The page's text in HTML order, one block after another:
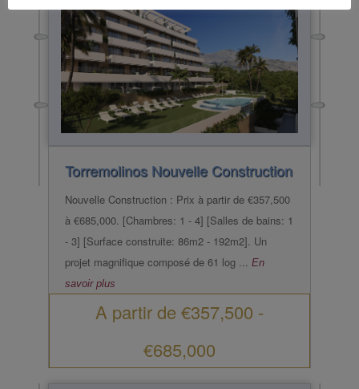
Torremolinos Nouvelle Construction
Nouvelle Construction : Prix à partir de €357,500
à €685,000. [Chambres: 1 - 4] [Salles de bains: 1
- 3] [Surface construite: 86m2 - 192m2]. Un
projet magnifique composé de 61 log ...
En
savoir plus
A partir de €357,500 -
€685,000